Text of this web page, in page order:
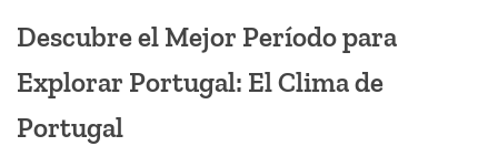
Descubre el Mejor Período para
Explorar Portugal: El Clima de
Portugal